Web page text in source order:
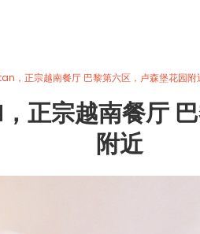
，正宗越南餐厅 巴黎第六区，卢森堡花园附
正宗越南餐厅
附近